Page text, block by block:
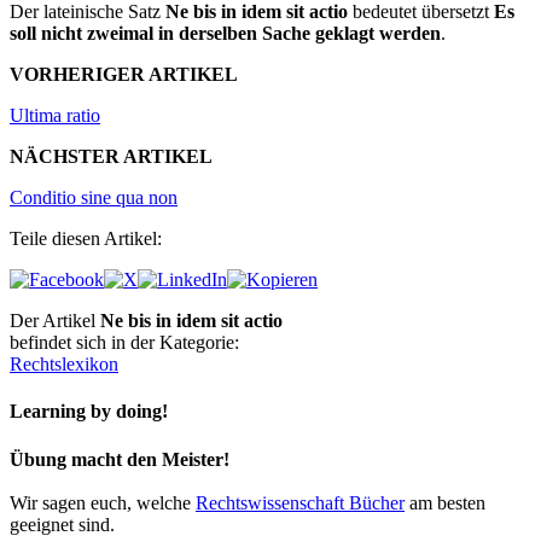
Der lateinische Satz Ne bis in idem sit actio bedeutet übersetzt Es
soll nicht zweimal in derselben Sache geklagt werden.
VORHERIGER ARTIKEL
Ultima ratio
NÄCHSTER ARTIKEL
Conditio sine qua non
Teile diesen Artikel:
Der Artikel Ne bis in idem sit actio
befindet sich in der Kategorie:
Rechtslexikon
Learning by doing!
Übung macht den Meister!
Wir sagen euch, welche Rechtswissenschaft Bücheram besten
geeignet sind.